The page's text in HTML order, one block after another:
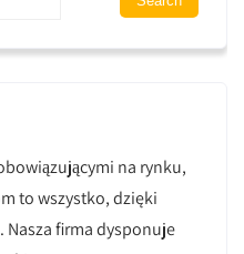
na rynku,
to wszystko, dzięki
Nasza firma dysponuje